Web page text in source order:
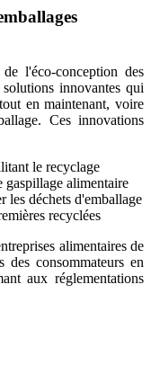
l'éco-conception des
innovantes qui
en maintenant, voire
Ces innovations
le recyclage
gaspillage alimentaire
les déchets d'emballage
recyclées
alimentaires de
des consommateurs en
aux réglementations